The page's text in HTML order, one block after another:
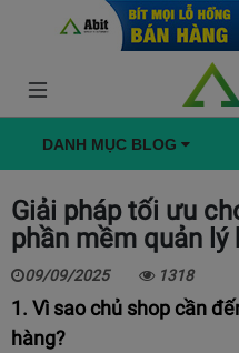
DANH MỤC BLOG
Giải pháp tối ưu
phần mềm quản lý
09/09/2025 1318
1. Vì sao chủ shop cần
hàng?